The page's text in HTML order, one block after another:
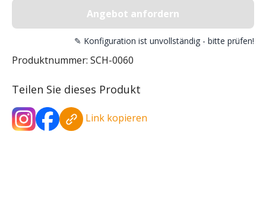
Angebot anfordern
✎ Konfiguration ist unvollständig - bitte prüfen!
Produktnummer: SCH-0060
Teilen Sie dieses Produkt
Link kopieren